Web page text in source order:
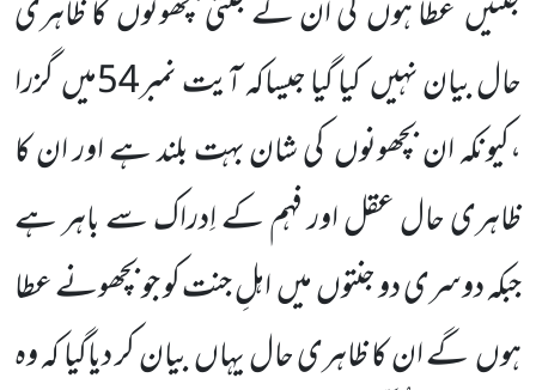
جنتیں عطا ہوں گی ان کے جنتی بچھونوں کا ظاہری
حال بیان نہیں کیا گیا جیساکہ آیت نمبر54میں گزرا
،کیونکہ ان بچھونوں کی شان بہت بلند ہے اور ان کا
ظاہری حال عقل اور فہم کے اِدراک سے باہر ہے
جبکہ دوسری دو جنتوں میں اہلِ جنت کو جو بچھونے عطا
ہوں گے ان کا ظاہری حال یہاں بیان کر دیاگیا کہ وہ